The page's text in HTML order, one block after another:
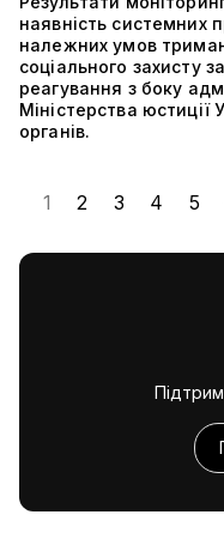
наявність системних
належних умов
соціального захисту
реагування з боку
Міністерства
органів.
1 2 3 4 5